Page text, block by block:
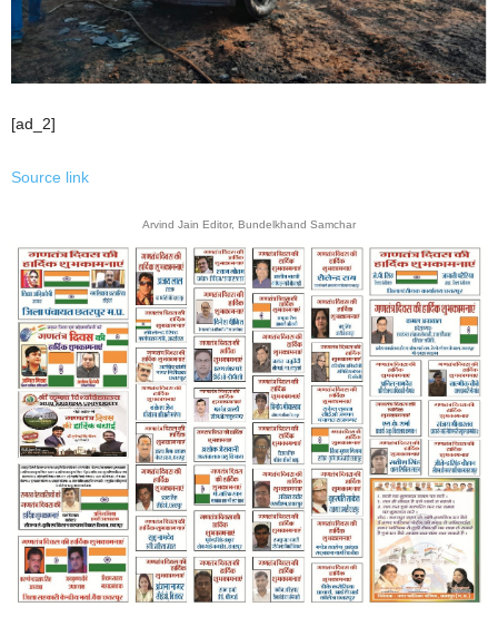
[ad_2]
Source link
Arvind Jain Editor, Bundelkhand Samchar